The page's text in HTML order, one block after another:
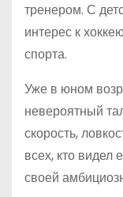
тренером. С
интерес к
спорта.
Уже в юном
невероятный
скорость,
всех, кто видел
своей